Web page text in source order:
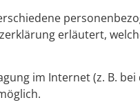
erläutert,
im Internet (z. B.